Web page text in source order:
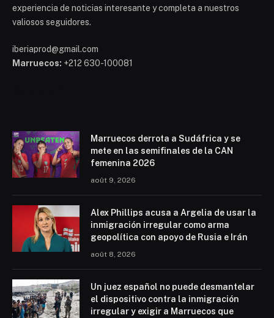
experiencia de noticias interesante y completa a nuestros
valiosos seguidores.
iberiaprod@gmail.com
Marruecos: +212 630-100081
Marruecos derrota a Sudáfrica y se
mete en las semifinales de la CAN
femenina 2026
août 9, 2026
Alex Phillips acusa a Argelia de usar la
inmigración irregular como arma
geopolítica con apoyo de Rusia e Irán
août 8, 2026
Un juez español no puede desmantelar
el dispositivo contra la inmigración
irregular y exigir a Marruecos que